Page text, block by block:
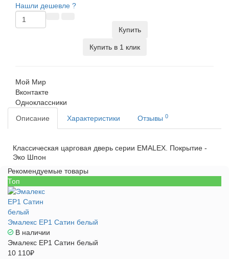
Нашли дешевле ?
Купить
Купить в 1 клик
Мой Мир
Вконтакте
Одноклассники
Описание
Характеристики Отзывы 0
Классическая царговая дверь cерии EMALEX. Покрытие -
Эко Шпон
Рекомендуемые товары
Топ
Эмалекс ЕР1 Сатин белый
В наличии
Эмалекс ЕР1 Сатин белый
10 110₽